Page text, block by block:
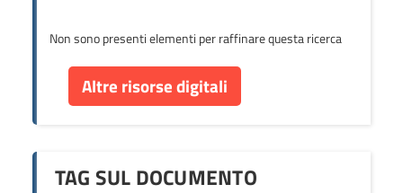
Non sono presenti elementi per raffinare questa ricerca
Altre risorse digitali
TAG SUL DOCUMENTO